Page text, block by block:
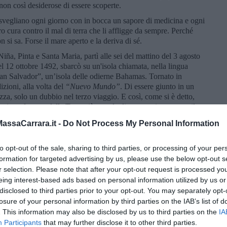
- Do Not Process My Personal Information
opt-out of the sale, sharing to third parties, or processing of your
for targeted advertising by us, please use the below opt-out
selection. Please note that after your opt-out request is processed
interest-based ads based on personal information utilized by us
to third parties prior to your opt-out. You may separately
of your personal information by third parties on the IAB’s list of
This information may also be disclosed by us to third parties on the
Participants that may further disclose it to other third parties.
così desiderose di essere scoperte.
ogni giorno con in bocca un sapore di medicina e ogni
cura contro il mal di terra che li affligge da sempre. Perché
si sa. Forse il mare aperto e la deriva di sé.
Pinta e Santa Maria, partì alle sei del mattino del 3 agosto
12 ottobre 1492, sbarcò su un'isola chiamata, nella lingua
Salvador”, un’isola delle odierne Bahamas. Tornato in
alla volta del “Nuevo Mundo”. Di essere giunto in un
solo un dubbio nel terzo viaggio. E così, come si è detto,
della Terra più grande di quanto si pensasse, il
che per primo rivelò con sicurezza trattarsi di un nuovo
altrettanto grande, un geografo e uno anche bravo a scrivere.
di Gutemberg, furono universalmente diffuse. Era un
Renzi, erano gente capace e determinata, abili nelle relazioni
le Americhe, non portarono molta fortuna. Anzi, lo
corte di Castiglia. Conobbe anche il carcere e la successiva
e con dolore, forse troppo sale rimasto nel sangue dal mare e
gonfie, non abituate alla terra ferma, senza il morbido rollio
che contenevano l’orizzonte, arrossati da troppi tramonti.
che ne causò la morte. Colombo morì a Valladolid il 20